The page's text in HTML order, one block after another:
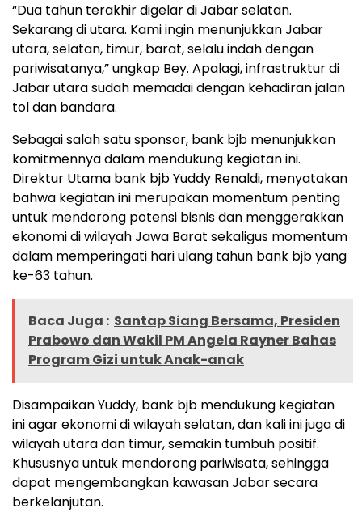
“Dua tahun terakhir digelar di Jabar selatan.
Sekarang di utara. Kami ingin menunjukkan Jabar
utara, selatan, timur, barat, selalu indah dengan
pariwisatanya,” ungkap Bey. Apalagi, infrastruktur di
Jabar utara sudah memadai dengan kehadiran jalan
tol dan bandara.
Sebagai salah satu sponsor, bank bjb menunjukkan
komitmennya dalam mendukung kegiatan ini.
Direktur Utama bank bjb Yuddy Renaldi, menyatakan
bahwa kegiatan ini merupakan momentum penting
untuk mendorong potensi bisnis dan menggerakkan
ekonomi di wilayah Jawa Barat sekaligus momentum
dalam memperingati hari ulang tahun bank bjb yang
ke-63 tahun.
Baca Juga : Santap Siang Bersama, Presiden
Prabowo dan Wakil PM Angela Rayner Bahas
Program Gizi untuk Anak-anak
Disampaikan Yuddy, bank bjb mendukung kegiatan
ini agar ekonomi di wilayah selatan, dan kali ini juga di
wilayah utara dan timur, semakin tumbuh positif.
Khususnya untuk mendorong pariwisata, sehingga
dapat mengembangkan kawasan Jabar secara
berkelanjutan.